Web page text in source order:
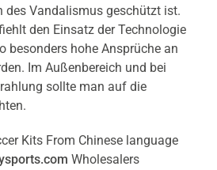
des Vandalismus geschützt ist.
den Einsatz der Technologie
besonders hohe Ansprüche an
Im Außenbereich und bei
sollte man auf die
Kits From Chinese language
Wholesalers